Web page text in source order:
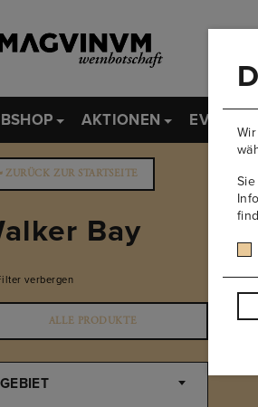
AKTIONEN EVENTS
ZURÜCK ZUR STARTSEITE
Bay
verbergen
ALLE PRODUKTE
GEBIET